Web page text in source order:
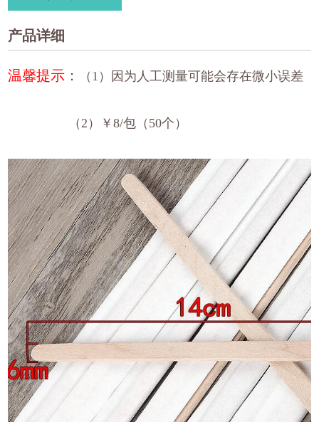
产品详细
温馨提示 ： （1）因为人工测量可能会存在微小误差
（2） ￥8/包（50个）